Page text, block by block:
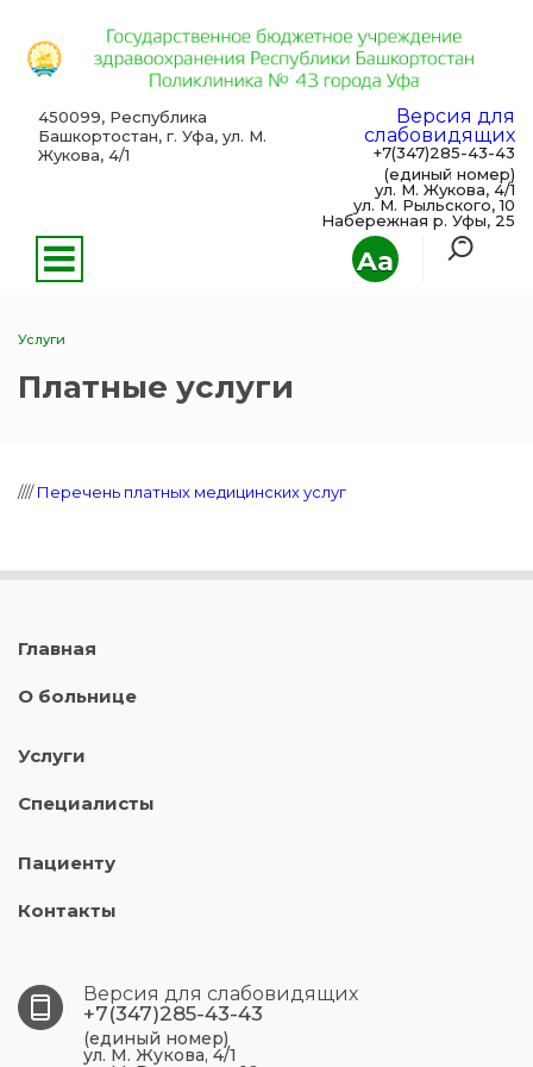
Aa
450099, Республика
Башкортостан, г. Уфа, ул. М.
Жукова, 4/1
Версия для
слабовидящих
+7(347)285-43-43
(единый номер)
ул. М. Жукова, 4/1
ул. М. Рыльского, 10
Набережная р. Уфы, 25
Услуги
Платные услуги
////Перечень платных медицинских услуг
Главная
О больнице
Услуги
Специалисты
Пациенту
Контакты
Версия для слабовидящих
+7(347)285-43-43
(единый номер)
ул. М. Жукова, 4/1